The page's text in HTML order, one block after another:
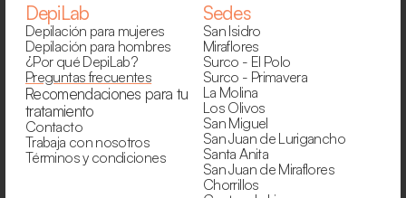
DepiLab
Depilación para mujeres
Depilación para hombres
¿Por qué DepiLab?
Preguntas frecuentes
Recomendaciones para tu
tratamiento
Contacto
Trabaja con nosotros
Términos y condiciones
Sedes
San Isidro
Miraflores
Surco - El Polo
Surco - Primavera
La Molina
Los Olivos
San Miguel
San Juan de Lurigancho
Santa Anita
San Juan de Miraflores
Chorrillos